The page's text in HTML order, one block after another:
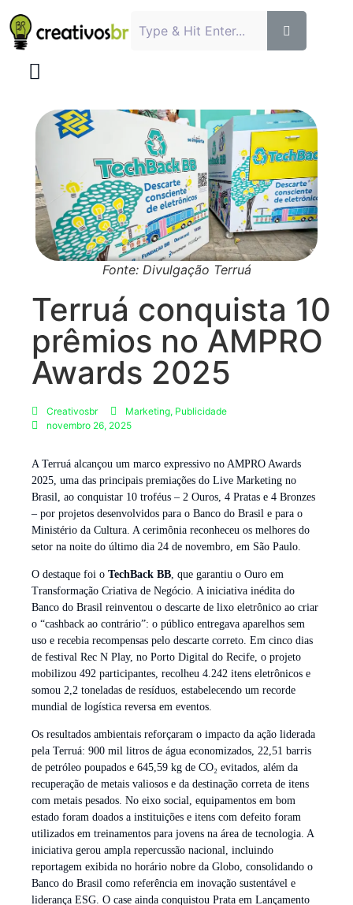
Fonte: Divulgação Terruá
Terruá conquista 10
prêmios no AMPRO
Awards 2025
Creativosbr Marketing, Publicidade
novembro 26, 2025
A Terruá alcançou um marco expressivo no AMPRO Awards
2025, uma das principais premiações do Live Marketing no
Brasil, ao conquistar 10 troféus – 2 Ouros, 4 Pratas e 4 Bronzes
– por projetos desenvolvidos para o Banco do Brasil e para o
Ministério da Cultura. A cerimônia reconheceu os melhores do
setor na noite do último dia 24 de novembro, em São Paulo.
O destaque foi o TechBack BB , que garantiu o Ouro em
Transformação Criativa de Negócio. A iniciativa inédita do
Banco do Brasil reinventou o descarte de lixo eletrônico ao criar
o “cashback ao contrário”: o público entregava aparelhos sem
uso e recebia recompensas pelo descarte correto. Em cinco dias
de festival Rec N Play, no Porto Digital do Recife, o projeto
mobilizou 492 participantes, recolheu 4.242 itens eletrônicos e
somou 2,2 toneladas de resíduos, estabelecendo um recorde
mundial de logística reversa em eventos.
Os resultados ambientais reforçaram o impacto da ação liderada
pela Terruá: 900 mil litros de água economizados, 22,51 barris
de petróleo poupados e 645,59 kg de CO₂ evitados, além da
recuperação de metais valiosos e da destinação correta de itens
com metais pesados. No eixo social, equipamentos em bom
estado foram doados a instituições e itens com defeito foram
utilizados em treinamentos para jovens na área de tecnologia. A
iniciativa gerou ampla repercussão nacional, incluindo
reportagem exibida no horário nobre da Globo, consolidando o
Banco do Brasil como referência em inovação sustentável e
liderança ESG. O case ainda conquistou Prata em Lançamento